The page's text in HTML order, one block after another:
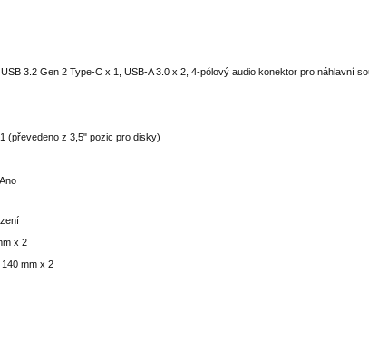
3.2 Gen 2 Type-C x 1, USB-A 3.0 x 2, 4-pólový audio konektor pro náhlavní
(převedeno z 3,5" pozic pro disky)
x 2
mm x 2